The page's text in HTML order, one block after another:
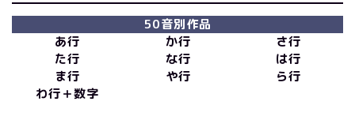
50音別作品
あ行
か行
さ行
た行
な行
は行
ま行
や行
ら行
わ行＋数字